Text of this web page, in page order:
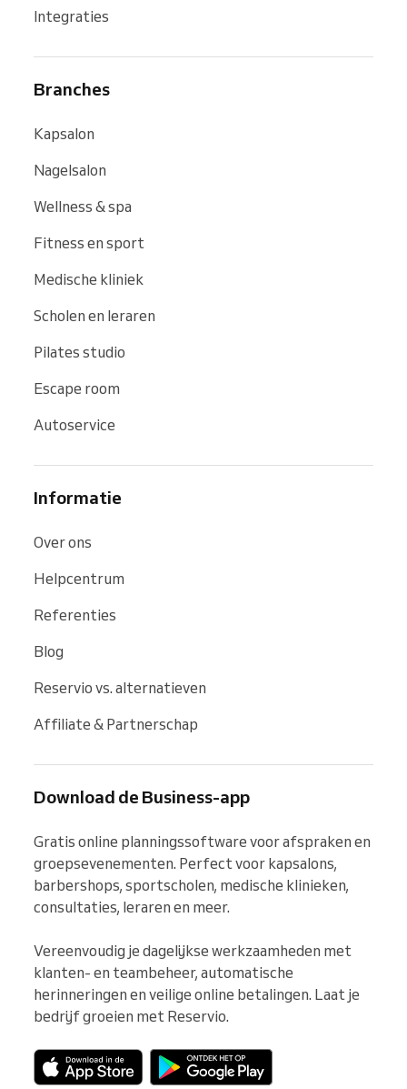
Integraties
Branches
Kapsalon
Nagelsalon
Wellness & spa
Fitness en sport
Medische kliniek
Scholen en leraren
Pilates studio
Escape room
Autoservice
Informatie
Over ons
Helpcentrum
Referenties
Blog
Reservio vs. alternatieven
Affiliate & Partnerschap
Download de Business-app
Gratis online planningssoftware voor afspraken en
groepsevenementen. Perfect voor kapsalons,
barbershops, sportscholen, medische klinieken,
consultaties, leraren en meer.
Vereenvoudig je dagelijkse werkzaamheden met
klanten- en teambeheer, automatische
herinneringen en veilige online betalingen. Laat je
bedrijf groeien met Reservio.